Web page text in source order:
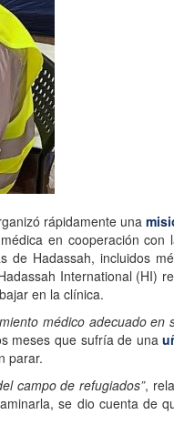
rápidamente una
en cooperación
de Hadassah, incluidos
International (HI)
en la clínica.
médico adecuado en
meses que sufría de una
parar.
campo de refugiados”,
se dio cuenta de